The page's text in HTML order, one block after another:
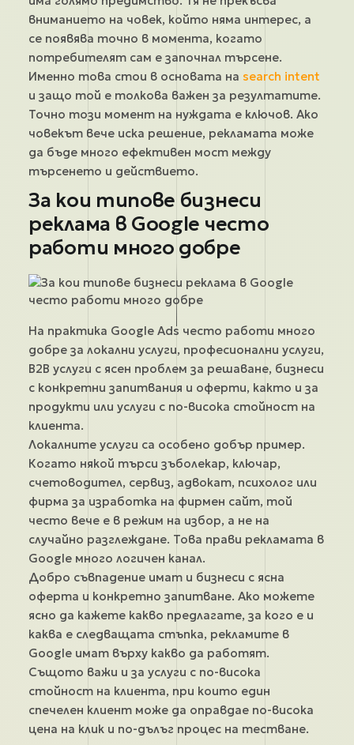
вниманието на човек, който няма интерес, а
се появява точно в момента, когато
потребителят сам е започнал търсене.
Именно това стои в основата на search intent
и защо той е толкова важен за резултатите.
Точно този момент на нуждата е ключов. Ако
човекът вече иска решение, рекламата може
да бъде много ефективен мост между
търсенето и действието.
За кои типове бизнеси
реклама в Google често
работи много добре
На практика Google Ads често работи много
добре за локални услуги, професионални услуги,
B2B услуги с ясен проблем за решаване, бизнеси
с конкретни запитвания и оферти, както и за
продукти или услуги с по-висока стойност на
клиента.
Локалните услуги са особено добър пример.
Когато някой търси зъболекар, ключар,
счетоводител, сервиз, адвокат, психолог или
фирма за изработка на фирмен сайт, той
често вече е в режим на избор, а не на
случайно разглеждане. Това прави рекламата в
Google много логичен канал.
Добро съвпадение имат и бизнеси с ясна
оферта и конкретно запитване. Ако можете
ясно да кажете какво предлагате, за кого е и
каква е следващата стъпка, рекламите в
Google имат върху какво да работят.
Същото важи и за услуги с по-висока
стойност на клиента, при които един
спечелен клиент може да оправдае по-висока
цена на клик и по-дълъг процес на тестване.